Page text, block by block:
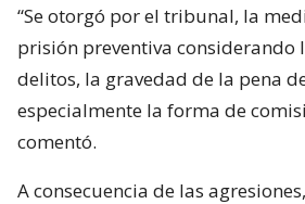
“Se otorgó por el tribunal, la
prisión preventiva
delitos, la gravedad de la pena
especialmente la forma de
comentó.
A consecuencia de las